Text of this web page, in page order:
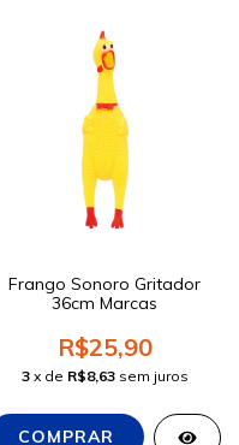
Frango Sonoro Gritador
36cm Marcas
R$25,90
3 x de R$8,63 sem juros